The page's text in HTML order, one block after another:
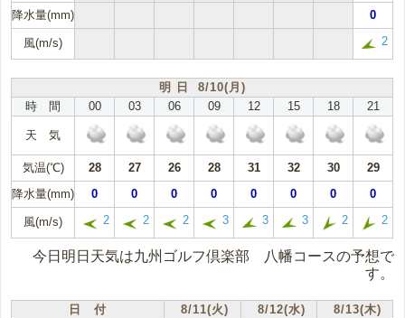
降水量(mm)
0
風(m/s) 2
明 日 8/10(月)
時 間
00 03 06 09 12 15 18 21
天 気
気温(℃) 28 27 26 28 31 32 30
29
降水量(mm)
0 0 0 0 0 0 0 0
風(m/s) 2 2 2 3 3 3 2 2
今日明日天気は九州ゴルフ倶楽部 八幡コースの予想で
す。
日 付 8/11(火) 8/12(水) 8/13(木)